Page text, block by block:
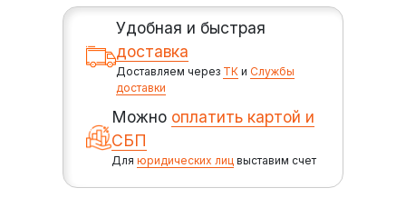
Удобная и быстрая
доставка
Доставляем через ТК иСлужбы
доставки
Можно оплатить картой и
СБП
Дляюридических лиц выставим счет